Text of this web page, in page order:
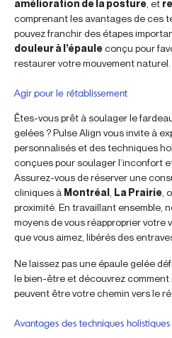
amélioration de la posture , et
comprenant les avantages de ces
pouvez franchir des étapes
douleur à l’épauleconçu pour
restaurer votre mouvement naturel.
Agir pour le rétablissement
Êtes-vous prêt à soulager le
gelées ? Pulse Align vous invite à
personnalisés et des techniques
conçues pour soulager l’inconfort
Assurez-vous de réserver une
cliniques à Montréal La Prairie ,
proximité. En travaillant ensemble,
moyens de vous réapproprier votre
que vous aimez, libérés des
Ne laissez pas une épaule gelée
le bien-être et découvrez
peuvent être votre chemin vers le
Avantages des techniques